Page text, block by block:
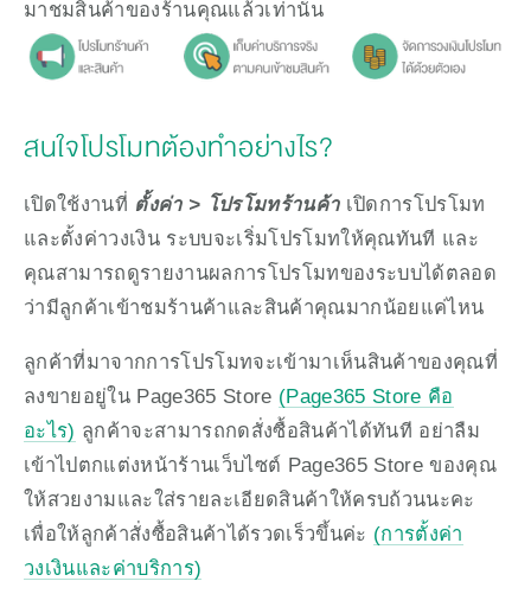
มาชมสินค้าของร้านคุณแล้วเท่านั้น
สนใจโปรโมทต้องทำอย่างไร?
เปิดใช้งานที่ ตั้งค่า > โปรโมทร้านค้า เปิดการโปรโมท
และตั้งค่าวงเงิน ระบบจะเริ่มโปรโมทให้คุณทันที และ
คุณสามารถดูรายงานผลการโปรโมทของระบบได้ตลอด
ว่ามีลูกค้าเข้าชมร้านค้าและสินค้าคุณมากน้อยแค่ไหน
ลูกค้าที่มาจากการโปรโมทจะเข้ามาเห็นสินค้าของคุณที่
ลงขายอยู่ใน Page365 Store (Page365 Store คือ
อะไร) ลูกค้าจะสามารถกดสั่งซื้อสินค้าได้ทันที อย่าลืม
เข้าไปตกแต่งหน้าร้านเว็บไซต์ Page365 Store ของคุณ
ให้สวยงามและใส่รายละเอียดสินค้าให้ครบถ้วนนะคะ
เพื่อให้ลูกค้าสั่งซื้อสินค้าได้รวดเร็วขึ้นค่ะ (การตั้งค่า
วงเงินและค่าบริการ)